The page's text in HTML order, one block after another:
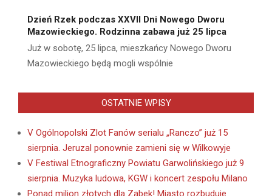
Dzień Rzek podczas XXVII Dni Nowego Dworu
Mazowieckiego. Rodzinna zabawa już 25 lipca
Już w sobotę, 25 lipca, mieszkańcy Nowego Dworu
Mazowieckiego będą mogli wspólnie
OSTATNIE WPISY
V Ogólnopolski Zlot Fanów serialu „Ranczo” już 15
sierpnia. Jeruzal ponownie zamieni się w Wilkowyje
V Festiwal Etnograficzny Powiatu Garwolińskiego już 9
sierpnia. Muzyka ludowa, KGW i koncert zespołu Milano